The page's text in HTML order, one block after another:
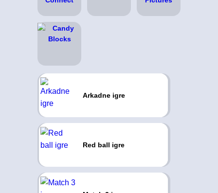
Arkadne igre
Red ball igre